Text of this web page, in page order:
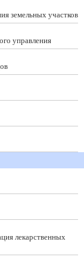
земельных участков
управления
лекарственных